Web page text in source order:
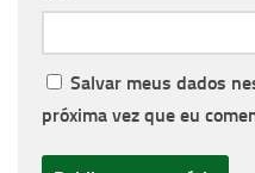
Salvar meus dados
próxima vez que eu